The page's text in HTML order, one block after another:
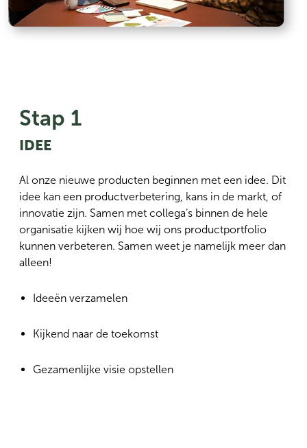
Stap 1
IDEE
Al onze nieuwe producten beginnen met een idee. Dit
idee kan een productverbetering, kans in de markt, of
innovatie zijn. Samen met collega’s binnen de hele
organisatie kijken wij hoe wij ons productportfolio
kunnen verbeteren. Samen weet je namelijk meer dan
alleen!
Ideeën verzamelen
Kijkend naar de toekomst
Gezamenlijke visie opstellen